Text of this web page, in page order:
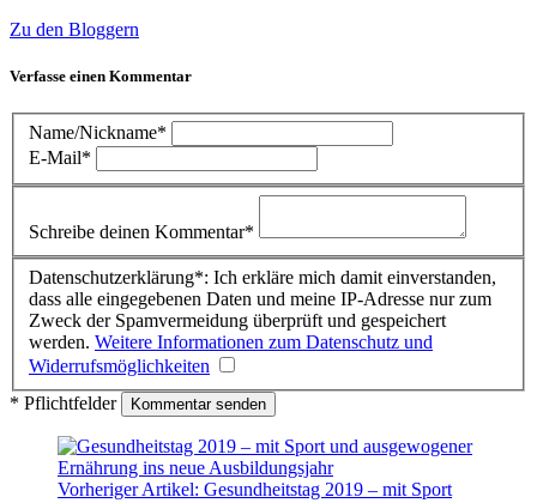
Zu den Bloggern
Verfasse einen Kommentar
Name/Nickname*
E-Mail*
Schreibe deinen Kommentar*
Datenschutzerklärung*: Ich erkläre mich damit einverstanden,
dass alle eingegebenen Daten und meine IP-Adresse nur zum
Zweck der Spamvermeidung überprüft und gespeichert
werden. Weitere Informationen zum Datenschutz und
Widerrufsmöglichkeiten
* Pflichtfelder
Vorheriger Artikel: Gesundheitstag 2019 – mit Sport